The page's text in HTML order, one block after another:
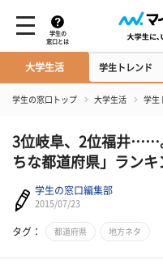
学生の
窓口とは
大学生活 学生トレンド
学生の窓口トップ 大学生活 学生
3位岐阜、2位福井……
ちな都道府県」ランキ
学生の窓口編集部
2015/07/23
タグ： 都道府県 地方ネタ